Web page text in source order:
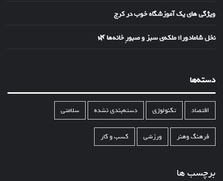
ویژگی های یک آموزشگاه خوب در کرج
نخل شامادورا؛ ملکه‌ی سبز و صبورِ خانه‌ها 🌿
دسته‌ها
اقتصاد تکنولوژی دسته‌بندی نشده سلامتی
فرهنگ وهنر ورزشی کسب و کار
برچسب ها